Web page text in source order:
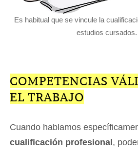
Es habitual que se vincule la
estudios cursados.
COMPETENCIAS
EL TRABAJO
Cuando hablamos
cualificación profesional ,